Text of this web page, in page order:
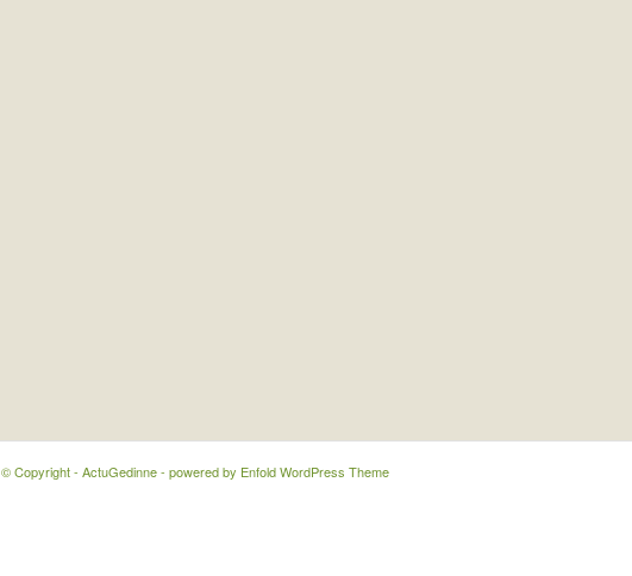
© Copyright - ActuGedinne -powered by Enfold WordPress Theme